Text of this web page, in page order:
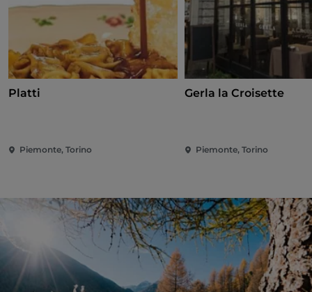
Platti
Piemonte, Torino
Gerla la Croisette
Piemonte, Torino